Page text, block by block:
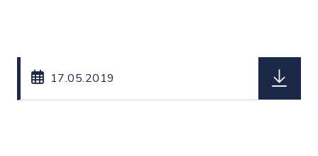
17.05.2019